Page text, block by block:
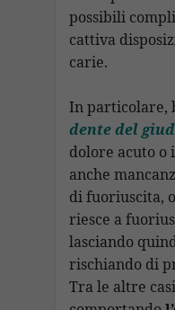
possibili
cattiva
carie.
In particolare,
dente del
dolore acuto
anche
di fuoriuscita,
riesce a
lasciando
rischiando di
Tra le altre